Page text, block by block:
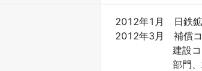
2012年1月　日鉄
2012年3月　補償
建設コンサル
部門、地質部